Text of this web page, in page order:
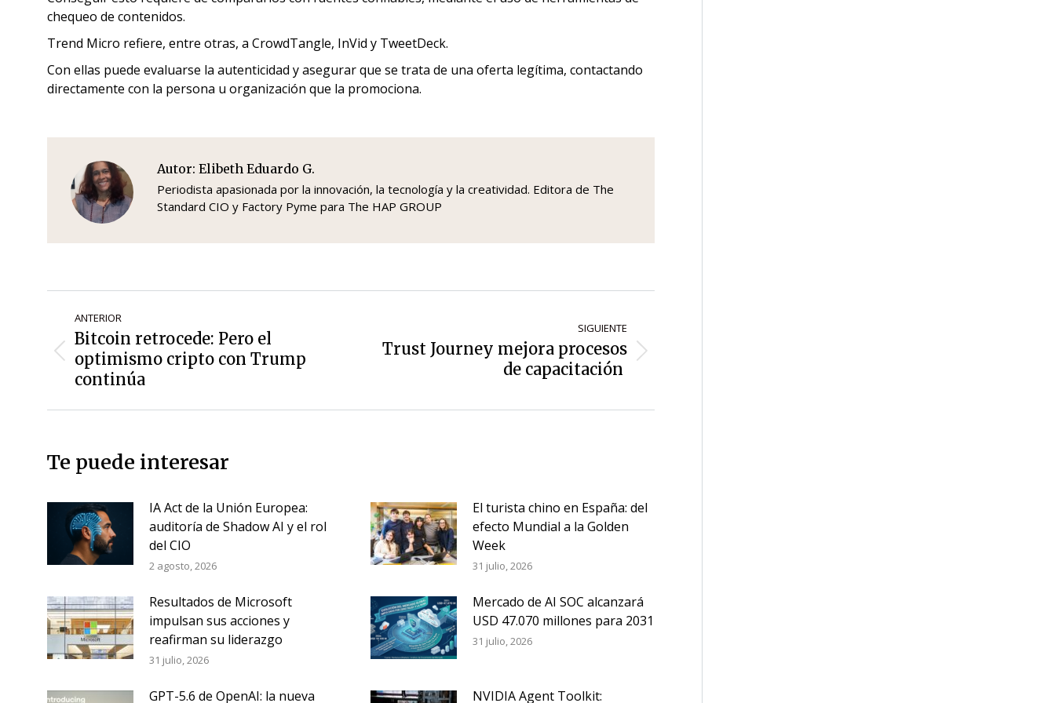
chequeo de contenidos.
Trend Micro refiere, entre otras, a CrowdTangle, InVid y TweetDeck.
Con ellas puede evaluarse la autenticidad y asegurar que se trata de una oferta legítima, contactando
directamente con la persona u organización que la promociona.
Autor: Elibeth Eduardo G.
Periodista apasionada por la innovación, la tecnología y la creatividad. Editora de The
Standard CIO y Factory Pyme para The HAP GROUP
entradas
ANTERIOR
Entrada
anterior:
Bitcoin retrocede: Pero el
optimismo cripto con Trump
continúa
SIGUIENTE
Siguiente
Trust Journey mejora procesos
de capacitación
Te puede interesar
IA Act de la Unión Europea:
auditoría de Shadow AI y el rol
del CIO
2 agosto, 2026
El turista chino en España: del
efecto Mundial a la Golden
Week
31 julio, 2026
Resultados de Microsoft
impulsan sus acciones y
reafirman su liderazgo
31 julio, 2026
Mercado de AI SOC alcanzará
USD 47.070 millones para 2031
31 julio, 2026
GPT-5.6 de OpenAI: la nueva NVIDIA Agent Toolkit: